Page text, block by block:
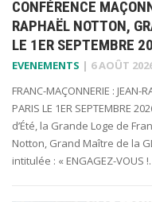
CONFÉRENCE
RAPHAËL NOTTON,
LE 1ER SEPTEMBRE
EVENEMENTS | 6 AOÛT
FRANC-MAÇONNERIE : JEAN-
PARIS LE 1ER SEPTEMBRE
d’Été, la Grande Loge de
Notton, Grand Maître de la
intitulée : « ENGAGEZ-VOUS